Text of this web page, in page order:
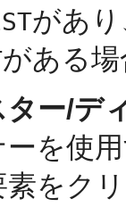
があ
がある
ー/デ
を使
素をク